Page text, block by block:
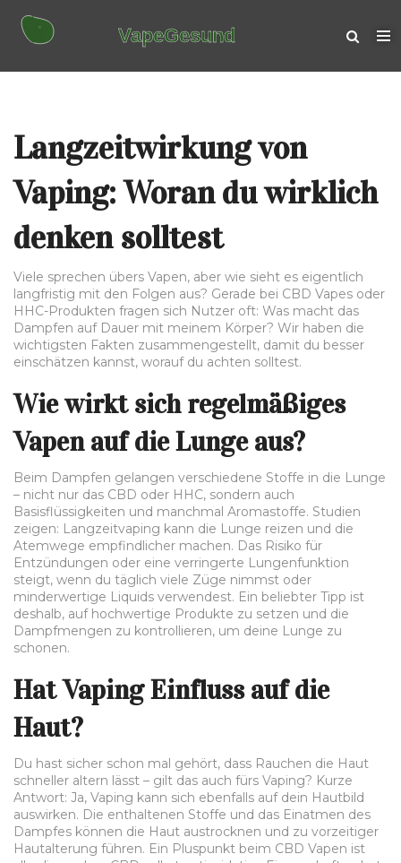
Langzeitwirkung von
Vaping: Woran du wirklich
denken solltest
Viele sprechen übers Vapen, aber wie sieht es eigentlich
langfristig mit den Folgen aus? Gerade bei CBD Vapes oder
HHC-Produkten fragen sich Nutzer oft: Was macht das
Dampfen auf Dauer mit meinem Körper? Wir haben die
wichtigsten Fakten zusammengestellt, damit du besser
einschätzen kannst, worauf du achten solltest.
Wie wirkt sich regelmäßiges
Vapen auf die Lunge aus?
Beim Dampfen gelangen verschiedene Stoffe in die Lunge
– nicht nur das CBD oder HHC, sondern auch
Basisflüssigkeiten und manchmal Aromastoffe. Studien
zeigen: Langzeitvaping kann die Lunge reizen und die
Atemwege empfindlicher machen. Das Risiko für
Entzündungen oder eine verringerte Lungenfunktion
steigt, wenn du täglich viele Züge nimmst oder
minderwertige Liquids verwendest. Ein beliebter Tipp ist
deshalb, auf hochwertige Produkte zu setzen und die
Dampfmengen zu kontrollieren, um deine Lunge zu
schonen.
Hat Vaping Einfluss auf die
Haut?
Du hast sicher schon mal gehört, dass Rauchen die Haut
schneller altern lässt – gilt das auch fürs Vaping? Kurze
Antwort: Ja, Vaping kann sich ebenfalls auf dein Hautbild
auswirken. Die enthaltenen Stoffe und das Einatmen des
Dampfes können die Haut austrocknen und zu vorzeitiger
Hautalterung führen. Ein Pluspunkt beim CBD Vapen ist